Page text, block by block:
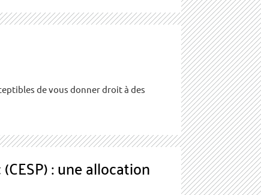
de vous donner droit à des
: une allocation